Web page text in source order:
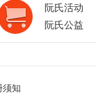
阮氏活动
阮氏公益
须知